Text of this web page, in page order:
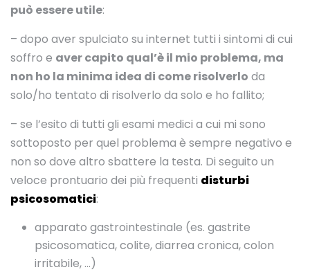
può essere utile:
– dopo aver spulciato su internet tutti i sintomi di cui
soffro e aver capito qual’è il mio problema, ma
non ho la minima idea di come risolverlo da
solo/ho tentato di risolverlo da solo e ho fallito;
– se l’esito di tutti gli esami medici a cui mi sono
sottoposto per quel problema è sempre negativo e
non so dove altro sbattere la testa. Di seguito un
veloce prontuario dei più frequenti disturbi
psicosomatici:
apparato gastrointestinale (es. gastrite
psicosomatica, colite, diarrea cronica, colon
irritabile, …)